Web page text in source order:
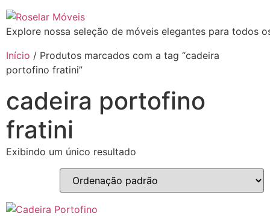
Explore nossa seleção de móveis elegantes para todos
Início / Produtos marcados com a tag “cadeira
portofino fratini”
cadeira portofino
fratini
Exibindo um único resultado